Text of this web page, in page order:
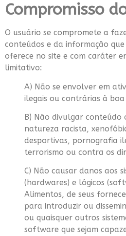
Compromisso
O usuário se compromete a
conteúdos e da informação
oferece no site e com caráter
limitativo:
A) Não se envolver em
ilegais ou contrárias à
B) Não divulgar conteúdo
natureza racista,
desportivas, pornografia
terrorismo ou contra os
C) Não causar danos aos
(hardwares) e lógicos
Alimentos, de seus
para introduzir ou
ou quaisquer outros
software que sejam